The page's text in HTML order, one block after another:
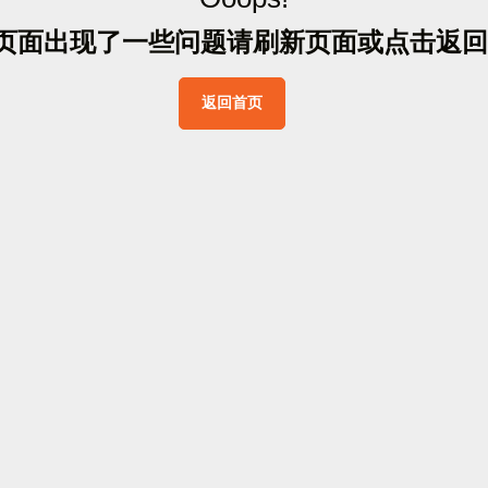
面出现了一些问题请刷新页面或点击返 回
返回首页